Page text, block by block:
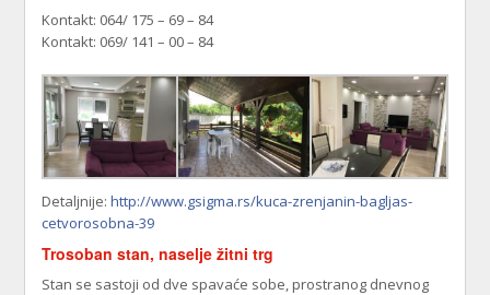
Kontakt: 064/ 175 – 69 – 84
Kontakt: 069/ 141 – 00 – 84
Detaljnije:http://www.gsigma.rs/kuca-zrenjanin-bagljas-
cetvorosobna-39
Trosoban stan, naselje žitni trg
Stan se sastoji od dve spavaće sobe, prostranog dnevnog